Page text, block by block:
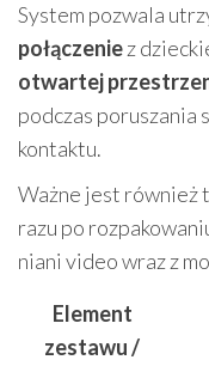
System pozwala
połączeniez
otwartej
podczas poruszania
kontaktu.
Ważne jest również
razu po
niani video wraz z
Element
zestawu /